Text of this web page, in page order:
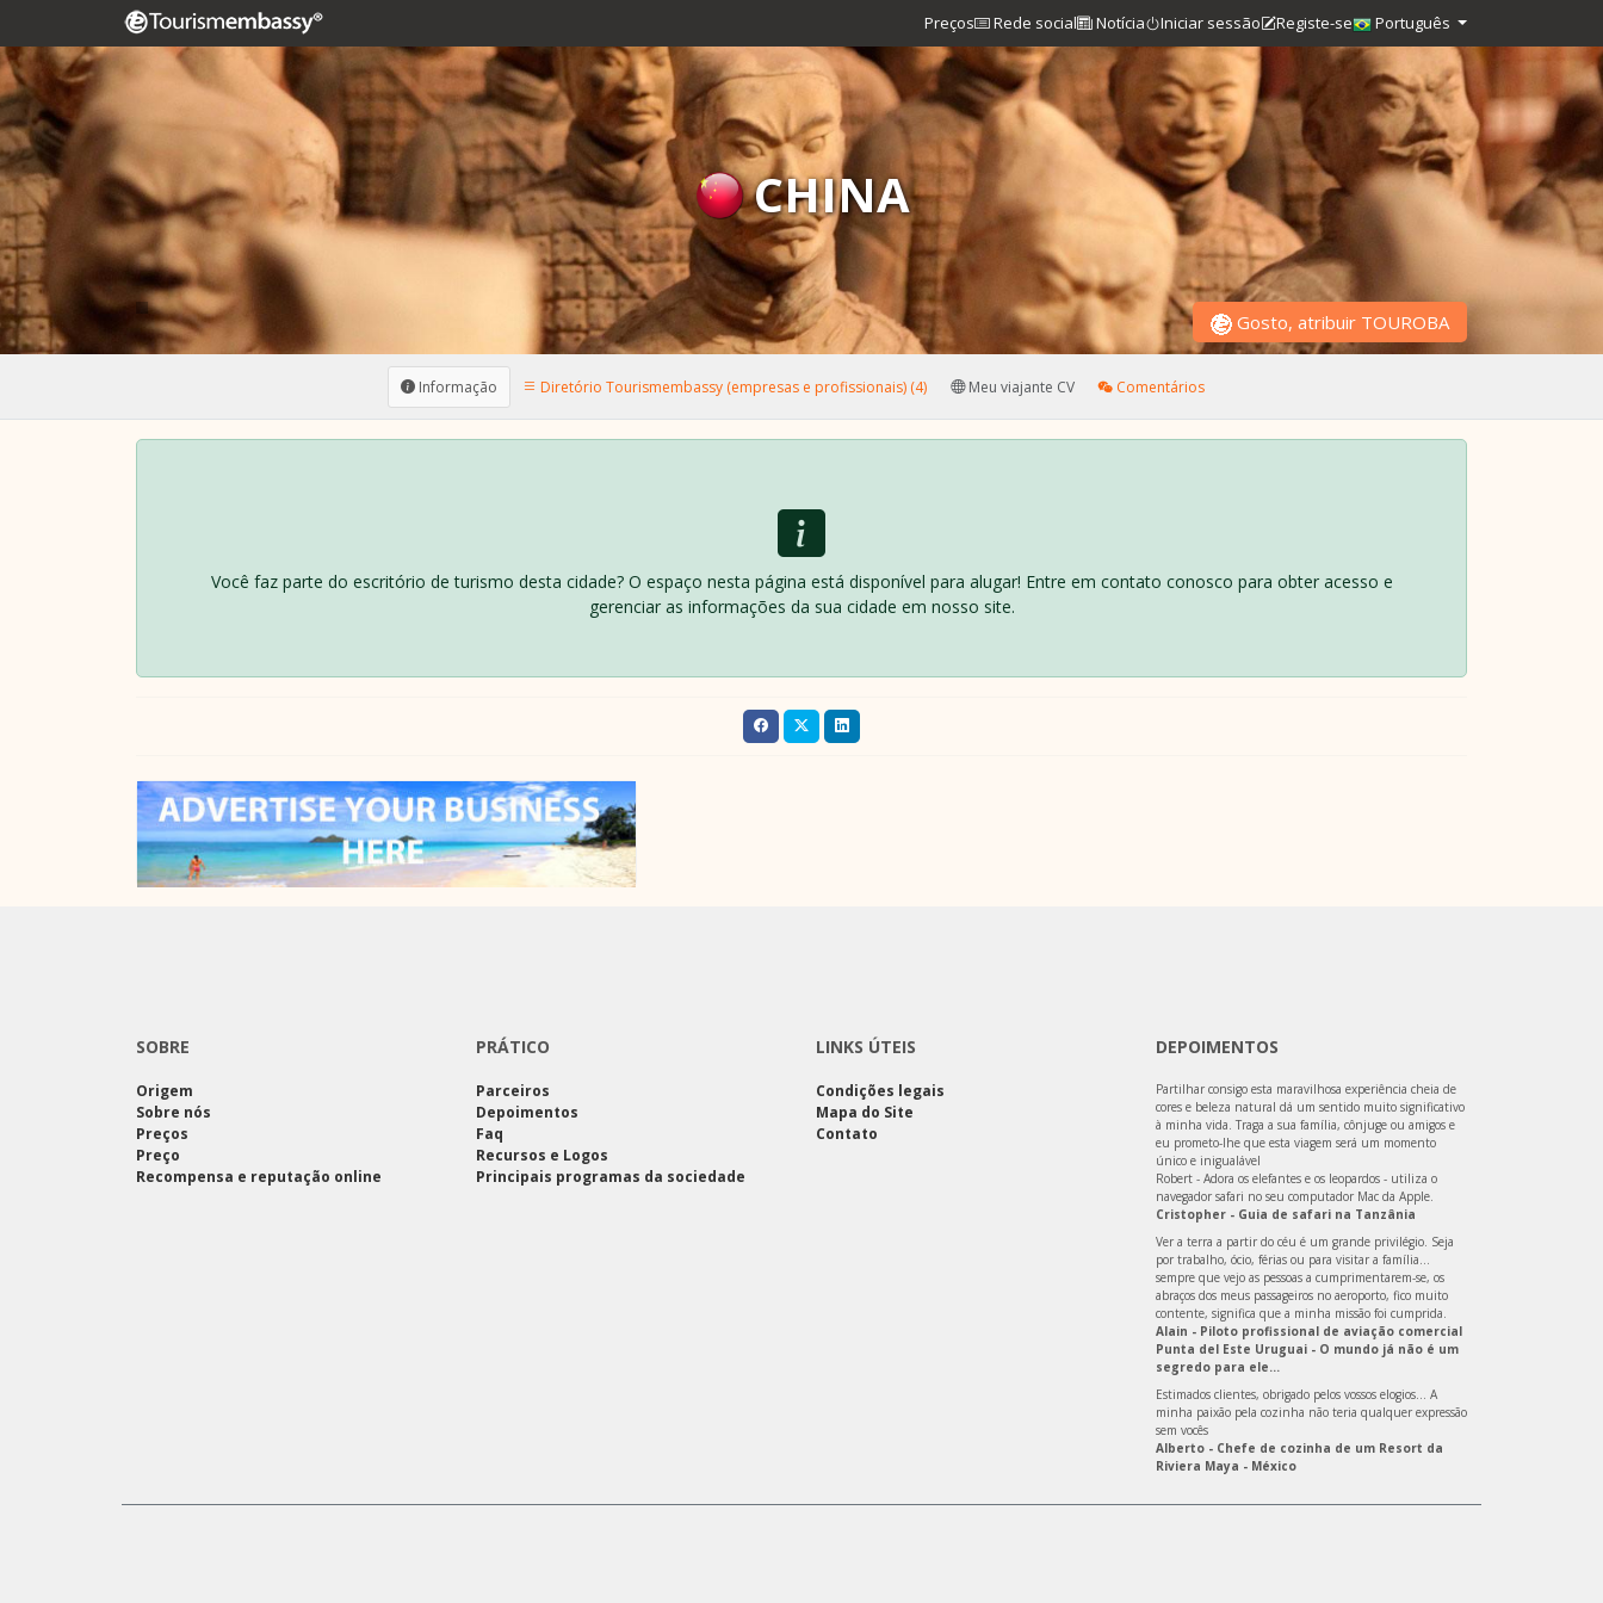
Preços Rede social Notícia Iniciar sessão Registe-se Português
CHINA
Gosto, atribuir TOUROBA
Informação Diretório Tourismembassy (empresas e profissionais) (4) Meu viajante CV Comentários
Você faz parte do escritório de turismo desta cidade? O espaço nesta página está disponível para alugar! Entre em contato conosco para obter acesso e
gerenciar as informações da sua cidade em nosso site.
SOBRE
Origem
Sobre nós
Preços
Preço
Recompensa e reputação online
PRÁTICO
Parceiros
Depoimentos
Faq
Recursos e Logos
Principais programas da sociedade
LINKS ÚTEIS
Condições legais
Mapa do Site
Contato
DEPOIMENTOS
Partilhar consigo esta maravilhosa experiência cheia de
cores e beleza natural dá um sentido muito significativo
à minha vida. Traga a sua família, cônjuge ou amigos e
eu prometo-lhe que esta viagem será um momento
único e inigualável
Robert - Adora os elefantes e os leopardos - utiliza o
navegador safari no seu computador Mac da Apple.
Cristopher - Guia de safari na Tanzânia
Ver a terra a partir do céu é um grande privilégio. Seja
por trabalho, ócio, férias ou para visitar a família…
sempre que vejo as pessoas a cumprimentarem-se, os
abraços dos meus passageiros no aeroporto, fico muito
contente, significa que a minha missão foi cumprida.
Alain - Piloto profissional de aviação comercial
Punta del Este Uruguai - O mundo já não é um
segredo para ele…
Estimados clientes, obrigado pelos vossos elogios… A
minha paixão pela cozinha não teria qualquer expressão
sem vocês
Alberto - Chefe de cozinha de um Resort da
Riviera Maya - México